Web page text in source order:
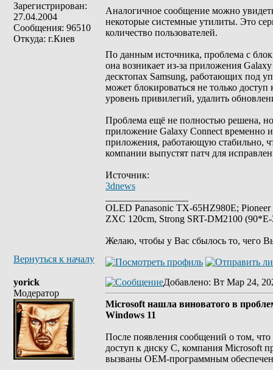
Зарегистрирован:
27.04.2004
Сообщения: 96510
Откуда: г.Киев
Аналогичное сообщение можно
некоторые системные утилиты. Это
количество пользователей.
По данным источника, проблема с
она возникает из-за приложения
десктопах Samsung, работающих под
может блокироваться не только
уровень привилегий, удалить
Проблема ещё не полностью решена,
приложение Galaxy Connect временно
приложения, работающую стабильно,
компании выпустят патч для
Источник:
3dnews
OLED Panasonic TX-65HZ980E;
ZXC 120cm, Strong SRT-DM2100
Желаю, чтобы у Вас сбылось то, чего
Вернуться к началу
yorick
Модератор
Добавлено: Вт Мар 24,
Microsoft нашла виноватого в
Windows 11
После появления сообщений о том, что
доступ к диску C, компания Microsoft
вызваны OEM-программным